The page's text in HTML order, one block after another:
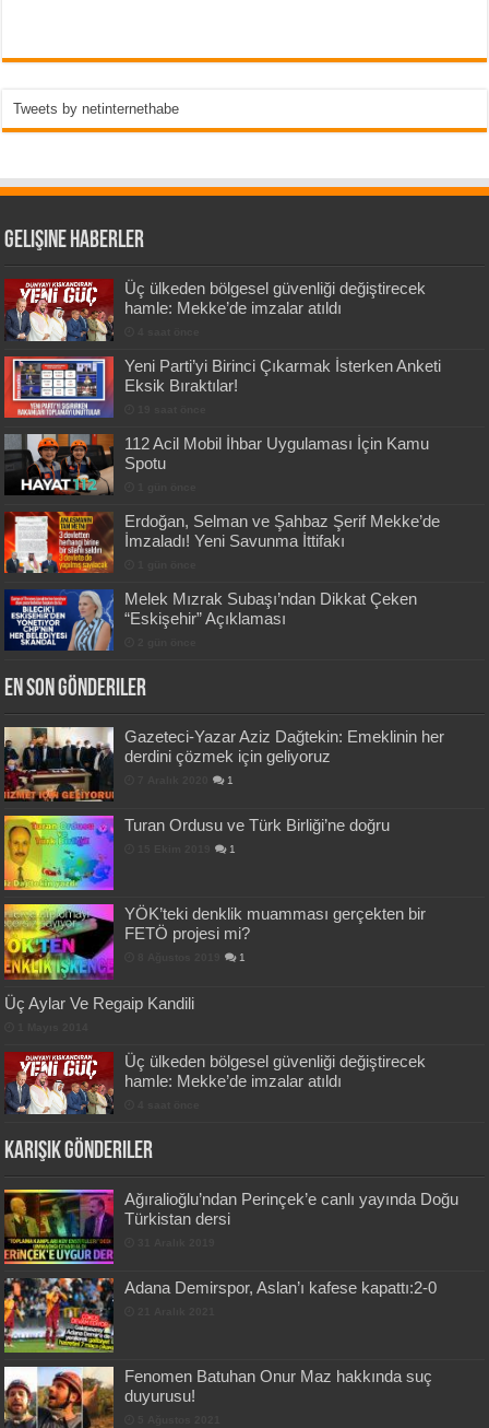
Tweets by netinternethabe
Gelişine Haberler
Üç ülkeden bölgesel güvenliği değiştirecek
hamle: Mekke’de imzalar atıldı
Yeni Parti’yi Birinci Çıkarmak İsterken Anketi
Eksik Bıraktılar!
112 Acil Mobil İhbar Uygulaması İçin Kamu
Spotu
Erdoğan, Selman ve Şahbaz Şerif Mekke’de
İmzaladı! Yeni Savunma İttifakı
Melek Mızrak Subaşı’ndan Dikkat Çeken
“Eskişehir” Açıklaması
En Son Gönderiler
Gazeteci-Yazar Aziz Dağtekin: Emeklinin her
derdini çözmek için geliyoruz
1
Turan Ordusu ve Türk Birliği’ne doğru
1
YÖK’teki denklik muamması gerçekten bir
FETÖ projesi mi?
1
Üç Aylar Ve Regaip Kandili
Üç ülkeden bölgesel güvenliği değiştirecek
hamle: Mekke’de imzalar atıldı
Karışık Gönderiler
Ağıralioğlu’ndan Perinçek’e canlı yayında Doğu
Türkistan dersi
Adana Demirspor, Aslan’ı kafese kapattı:2-0
Fenomen Batuhan Onur Maz hakkında suç
duyurusu!